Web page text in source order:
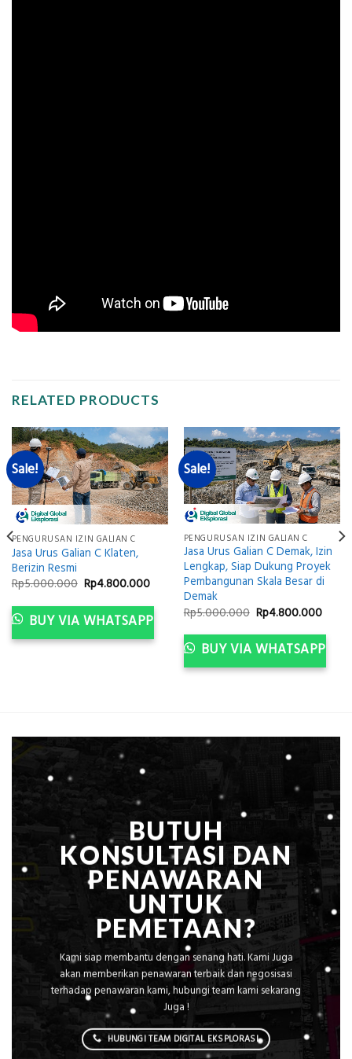
RELATED PRODUCTS
Sale!
PENGURUSAN IZIN GALIAN C
Jasa Urus Galian C Klaten,
Berizin Resmi
Rp5.000.000 Original
price
was:
Rp5.000.000.
Rp4.800.000Current
is:
Rp4.800.000.
BUY VIA WHATSAPP
Sale!
PENGURUSAN IZIN GALIAN C
Jasa Urus Galian C Demak, Izin
Lengkap, Siap Dukung Proyek
Pembangunan Skala Besar di
Demak
Rp5.000.000 Original
price
was:
Rp5.000.000.
Rp4.800.000
is:
BUY VIA WHATSAPP
BUTUH
KONSULTASI DAN
PENAWARAN
UNTUK
PEMETAAN?
Kami siap membantu dengan senang hati. Kami Juga
akan memberikan penawaran terbaik dan negosisasi
terhadap penawaran kami, hubungi team kami sekarang
Juga !
HUBUNGI TEAM DIGITAL EKSPLORASI